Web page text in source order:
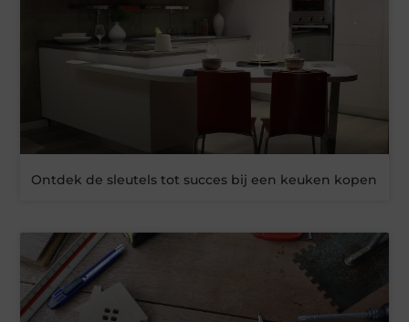
Ontdek de sleutels tot succes bij een keuken kopen